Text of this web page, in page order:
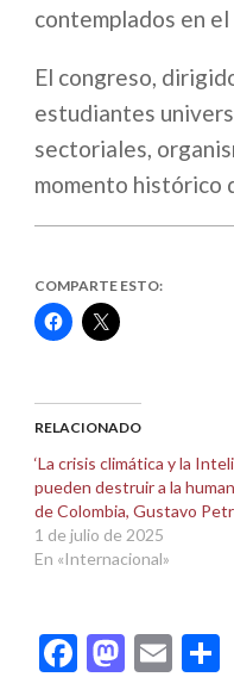
contemplados en
El congreso,
estudiantes
sectoriales,
momento histórico
COMPARTE ESTO:
Haz
clic
(Se
abre
una
ventana
nueva)
Haz
clic
(Se
abre
una
ventana
nueva)
RELACIONADO
‘La crisis climática y la
pueden destruir a la
de Colombia, Gustavo
1 de julio de 2025
En «Internacional»
Facebook